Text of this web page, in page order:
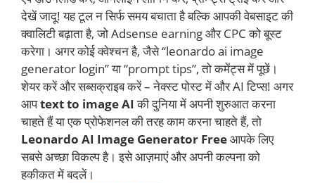
देखें जादू! यह टूल न सिर्फ समय बचाता है बल्कि आपकी वेबसाइट की
क्वालिटी बढ़ाता है, जो Adsense earning और CPC को बूस्ट
करेगा। अगर कोई क्वेश्चन है, जैसे “leonardo ai image
generator login” या “prompt tips”, तो कमेंट्स में पूछें।
शेयर करें और सब्सक्राइब करें – नेक्स्ट पोस्ट में और AI टिप्स! अगर
आपtext to image AI की दुनिया में अपनी शुरुआत करना
चाहते हैं या एक प्रोफेशनल की तरह काम करना चाहते हैं, तो
Leonardo AI Image Generator Freeआपके लिए
सबसे अच्छा विकल्प है। इसे आज़माएं और अपनी कल्पना को
हकीकत में बदलें।